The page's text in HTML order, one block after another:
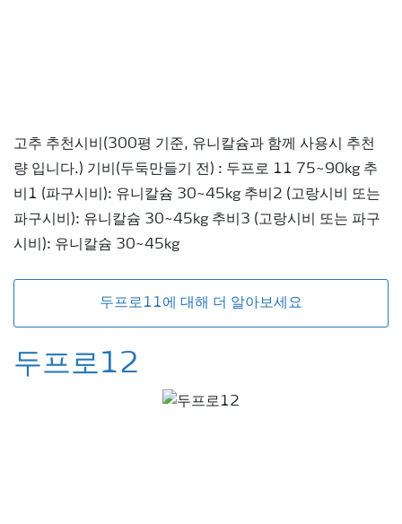
고추 추천시비(300평 기준, 유니칼슘과 함께 사용시 추천
량 입니다.) 기비(두둑만들기 전) : 두프로 11 75~90kg 추
비1 (파구시비): 유니칼슘 30~45kg 추비2 (고랑시비 또는
파구시비): 유니칼슘 30~45kg 추비3 (고랑시비 또는 파구
시비): 유니칼슘 30~45kg
두프로11에 대해 더 알아보세요
두프로12